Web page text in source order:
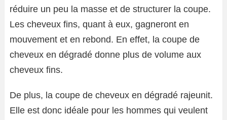
réduire un peu la masse et de structurer la coupe.
Les cheveux fins, quant à eux, gagneront en
mouvement et en rebond. En effet, la coupe de
cheveux en dégradé donne plus de volume aux
cheveux fins.
De plus, la coupe de cheveux en dégradé rajeunit.
Elle est donc idéale pour les hommes qui veulent